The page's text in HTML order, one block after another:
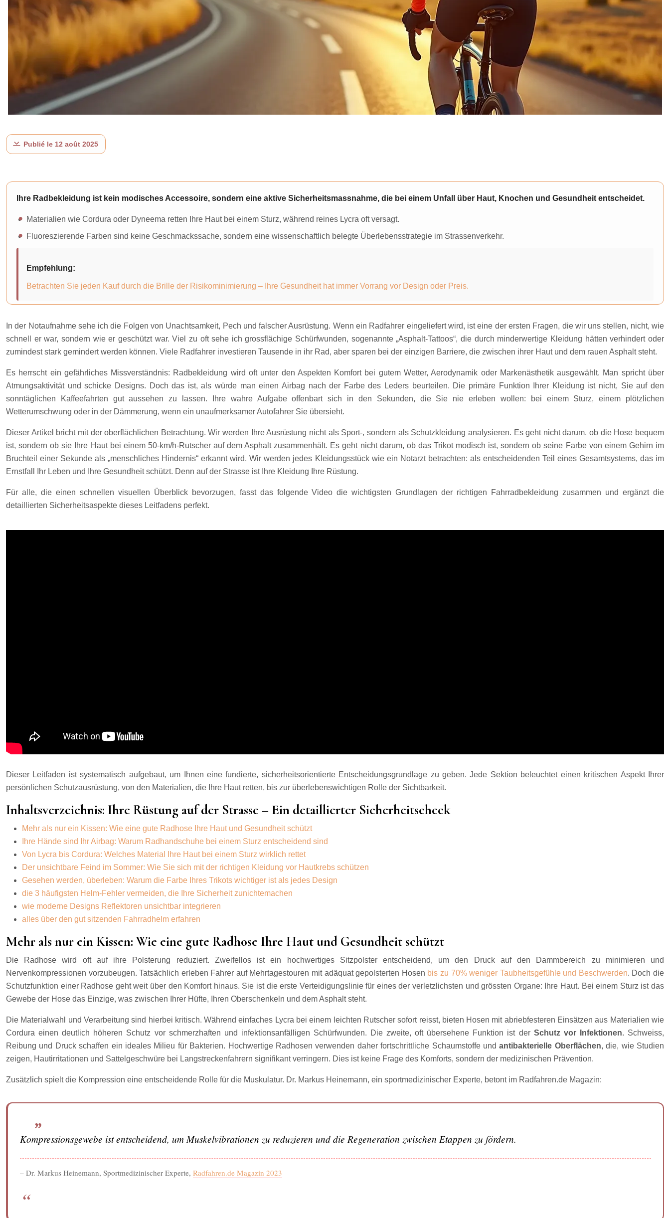
Publié le 12 août 2025
Ihre Radbekleidung ist kein modisches Accessoire, sondern eine aktive Sicherheitsmassnahme, die bei einem Unfall über Haut, Knochen und Gesundheit entscheidet.
Materialien wie Cordura oder Dyneema retten Ihre Haut bei einem Sturz, während reines Lycra oft versagt.
Fluoreszierende Farben sind keine Geschmackssache, sondern eine wissenschaftlich belegte Überlebensstrategie im Strassenverkehr.
Empfehlung:
Betrachten Sie jeden Kauf durch die Brille der Risikominimierung – Ihre Gesundheit hat immer Vorrang vor Design oder Preis.
In der Notaufnahme sehe ich die Folgen von Unachtsamkeit, Pech und falscher Ausrüstung. Wenn ein Radfahrer eingeliefert wird, ist eine der ersten Fragen, die wir uns stellen, nicht, wie
schnell er war, sondern wie er geschützt war. Viel zu oft sehe ich grossflächige Schürfwunden, sogenannte „Asphalt-Tattoos“, die durch minderwertige Kleidung hätten verhindert oder
zumindest stark gemindert werden können. Viele Radfahrer investieren Tausende in ihr Rad, aber sparen bei der einzigen Barriere, die zwischen ihrer Haut und dem rauen Asphalt steht.
Es herrscht ein gefährliches Missverständnis: Radbekleidung wird oft unter den Aspekten Komfort bei gutem Wetter, Aerodynamik oder Markenästhetik ausgewählt. Man spricht über
Atmungsaktivität und schicke Designs. Doch das ist, als würde man einen Airbag nach der Farbe des Leders beurteilen. Die primäre Funktion Ihrer Kleidung ist nicht, Sie auf den
sonntäglichen Kaffeefahrten gut aussehen zu lassen. Ihre wahre Aufgabe offenbart sich in den Sekunden, die Sie nie erleben wollen: bei einem Sturz, einem plötzlichen
Wetterumschwung oder in der Dämmerung, wenn ein unaufmerksamer Autofahrer Sie übersieht.
Dieser Artikel bricht mit der oberflächlichen Betrachtung. Wir werden Ihre Ausrüstung nicht als Sport-, sondern als Schutzkleidung analysieren. Es geht nicht darum, ob die Hose bequem
ist, sondern ob sie Ihre Haut bei einem 50-km/h-Rutscher auf dem Asphalt zusammenhält. Es geht nicht darum, ob das Trikot modisch ist, sondern ob seine Farbe von einem Gehirn im
Bruchteil einer Sekunde als „menschliches Hindernis“ erkannt wird. Wir werden jedes Kleidungsstück wie ein Notarzt betrachten: als entscheidenden Teil eines Gesamtsystems, das im
Ernstfall Ihr Leben und Ihre Gesundheit schützt. Denn auf der Strasse ist Ihre Kleidung Ihre Rüstung.
Für alle, die einen schnellen visuellen Überblick bevorzugen, fasst das folgende Video die wichtigsten Grundlagen der richtigen Fahrradbekleidung zusammen und ergänzt die
detaillierten Sicherheitsaspekte dieses Leitfadens perfekt.
Dieser Leitfaden ist systematisch aufgebaut, um Ihnen eine fundierte, sicherheitsorientierte Entscheidungsgrundlage zu geben. Jede Sektion beleuchtet einen kritischen Aspekt Ihrer
persönlichen Schutzausrüstung, von den Materialien, die Ihre Haut retten, bis zur überlebenswichtigen Rolle der Sichtbarkeit.
Inhaltsverzeichnis: Ihre Rüstung auf der Strasse – Ein detaillierter Sicherheitscheck
Mehr als nur ein Kissen: Wie eine gute Radhose Ihre Haut und Gesundheit schützt
Ihre Hände sind Ihr Airbag: Warum Radhandschuhe bei einem Sturz entscheidend sind
Von Lycra bis Cordura: Welches Material Ihre Haut bei einem Sturz wirklich rettet
Der unsichtbare Feind im Sommer: Wie Sie sich mit der richtigen Kleidung vor Hautkrebs schützen
Gesehen werden, überleben: Warum die Farbe Ihres Trikots wichtiger ist als jedes Design
die 3 häufigsten Helm-Fehler vermeiden, die Ihre Sicherheit zunichtemachen
wie moderne Designs Reflektoren unsichtbar integrieren
alles über den gut sitzenden Fahrradhelm erfahren
Mehr als nur ein Kissen: Wie eine gute Radhose Ihre Haut und Gesundheit schützt
Die Radhose wird oft auf ihre Polsterung reduziert. Zweifellos ist ein hochwertiges Sitzpolster entscheidend, um den Druck auf den Dammbereich zu minimieren und
Nervenkompressionen vorzubeugen. Tatsächlich erleben Fahrer auf Mehrtagestouren mit adäquat gepolsterten Hosen bis zu 70% weniger Taubheitsgefühle und Beschwerden. Doch die
Schutzfunktion einer Radhose geht weit über den Komfort hinaus. Sie ist die erste Verteidigungslinie für eines der verletzlichsten und grössten Organe: Ihre Haut. Bei einem Sturz ist das
Gewebe der Hose das Einzige, was zwischen Ihrer Hüfte, Ihren Oberschenkeln und dem Asphalt steht.
Die Materialwahl und Verarbeitung sind hierbei kritisch. Während einfaches Lycra bei einem leichten Rutscher sofort reisst, bieten Hosen mit abriebfesteren Einsätzen aus Materialien wie
Cordura einen deutlich höheren Schutz vor schmerzhaften und infektionsanfälligen Schürfwunden. Die zweite, oft übersehene Funktion ist der Schutz vor Infektionen. Schweiss,
Reibung und Druck schaffen ein ideales Milieu für Bakterien. Hochwertige Radhosen verwenden daher fortschrittliche Schaumstoffe undantibakterielle Oberflächen, die, wie Studien
zeigen, Hautirritationen und Sattelgeschwüre bei Langstreckenfahrern signifikant verringern. Dies ist keine Frage des Komforts, sondern der medizinischen Prävention.
Zusätzlich spielt die Kompression eine entscheidende Rolle für die Muskulatur. Dr. Markus Heinemann, ein sportmedizinischer Experte, betont im Radfahren.de Magazin:
Kompressionsgewebe ist entscheidend, um Muskelvibrationen zu reduzieren und die Regeneration zwischen Etappen zu fördern.
– Dr. Markus Heinemann, Sportmedizinischer Experte, Radfahren.de Magazin 2023